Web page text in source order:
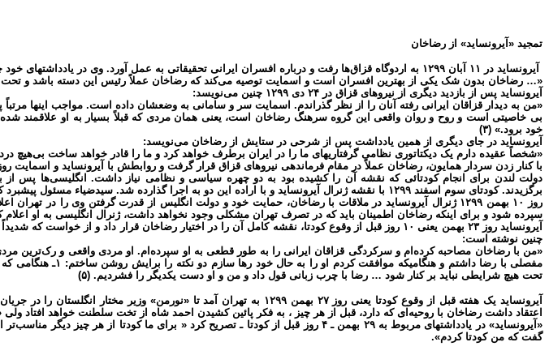
تمجید «آیرونساید» از رضاخان
آیرونساید در ۱۱ آبان ۱۲۹۹ به اردوگاه قزاق‌ها رفت و درباره افسران ایرانی تحقیقاتی به عمل آورد. وی در یادداشتهای خود چنین نوشت:
«… رضاخان بدون شک یکی از بهترین افسران است و اسمایت توصیه می‌‌کند که رضاخان عملاً رئیس این دسته باشد و تحت
آیرونساید پس از بازدید دیگری از نیروهای قزاق در ۲۴ دی ۱۲۹۹ چنین می‌نویسد:
«من به دیدار قزاقان ایرانی رفته آنان را از نظر گذراندم. اسمایت سر و سامانی به وضعشان داده است. مواجب اینها
بی خاصیتی است و روح و روان واقعی این گروه سرهنگ رضاخان است، یعنی همان مردی که قبلاً بسیار به او
خود برود.» (۳)
آیرونساید در جای دیگری از همین یادداشت پس از شرحی در ستایش از رضاخان می‌نویسد:
«شخصاً عقیده دارم یک دیکتاتوری نظامی گرفتاریهای ما را در ایران برطرف خواهد کرد و ما را قادر خواهد ساخت بی‌هیچ
با کنار زدن سردار همایون، رضاخان عملاً در مقام فرماندهی نیروهای قزاق قرار گرفت و روابطش با آیرونساید و اسمایت
دولت لندن برای انجام کودتائی که نقشه آن را کشیده بود به دو چهره سیاسی و نظامی نیاز داشت. انگلیسی‌ها پس
برگزیدند. کودتای سوم اسفند ۱۲۹۹ با نقشه ژنرال آیرونساید و با اراده این دو به اجرا گذارده شد. سیدضیاء مسئول پیشبرد کودتا از نظر سیاسی و رضاخان عامل نظامی آن بود.
روز ۱۰ بهمن ۱۲۹۹ ژنرال آیرونساید در ملاقات با رضاخان، حمایت خود و دولت انگلیس از قدرت گرفتن وی را
سپرده شود و برای اینکه رضاخان اطمینان باید که در تصرف تهران مشکلی وجود نخواهد داشت، ژنرال انگلیسی به او
آیرونساید روز ۲۳ بهمن یعنی ۱۰ روز قبل از وقوع کودتا، نقشه کامل آن را در اختیار رضاخان قرار داد و
چنین نوشته است:
«من با رضاخان مصاحبه کرده‌ام و سرکردگی قزاقان ایرانی را به طور قطعی به او سپرده‌ام. او مردی واقعی و رک‌ترین
تحت هیچ شرایطی نباید بر کنار شود … رضا با چرب زبانی قول داد و من و او دست یکدیگر را فشردیم. (۵)
اعتقاد داشت رضاخان با روحیه‌ای که دارد، قبل از هر چیز ، به فکر پائین کشیدن احمد شاه از تخت سلطنت خواهد افتاد ولی
گفت که من کودتا کردم».